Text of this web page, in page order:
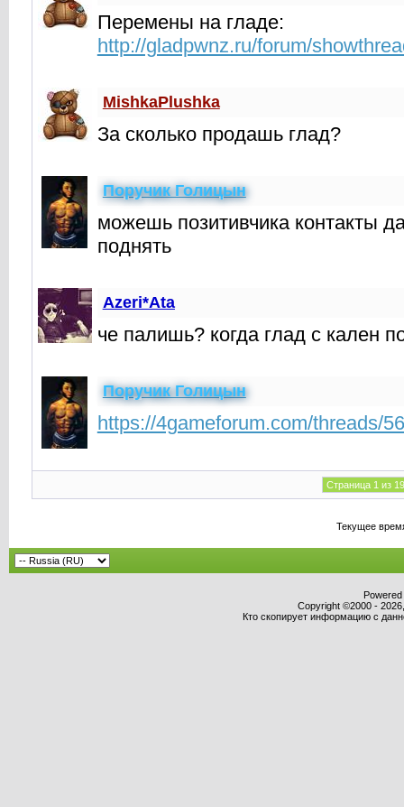
Перемены на гладе:
http://gladpwnz.ru/forum/
MishkaPlushka
За сколько продашь глад?
Поручик Голицын
можешь позитивчика контакты
поднять
Azeri*Ata
че палишь? когда глад с кален
Поручик Голицын
https://4gameforum.com/threads/
Страница 1 из
Текущее
Copyright ©2000 -
Кто скопирует информацию с